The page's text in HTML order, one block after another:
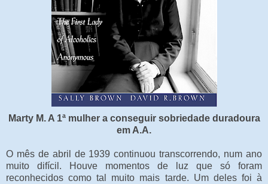
Marty M. A 1ª mulher a conseguir sobriedade duradoura
em A.A.
O mês de abril de 1939 continuou transcorrendo, num ano
muito difícil. Houve momentos de luz que só foram
reconhecidos como tal muito mais tarde. Um deles foi à